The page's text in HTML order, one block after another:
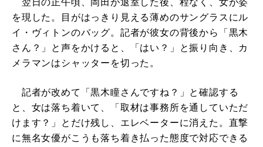
翌日の正午頃、岡田が退室した後、程なく、女が姿
を現した。目がはっきり見える薄めのサングラスにル
イ・ヴィトンのバッグ。記者が彼女の背後から「黒木
さん？」と声をかけると、「はい？」と振り向き、カ
メラマンはシャッターを切った。
記者が改めて「黒木瞳さんですね？」と確認する
と、女は落ち着いて、「取材は事務所を通していただ
けます？」とだけ残し、エレベーターに消えた。直撃
に無名女優がこうも落ち着き払った態度で対応できる